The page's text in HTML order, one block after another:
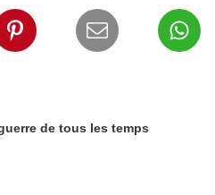
de tous les temps